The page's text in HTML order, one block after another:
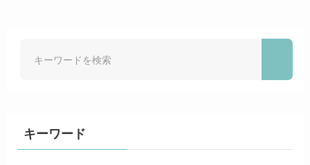
キーワード